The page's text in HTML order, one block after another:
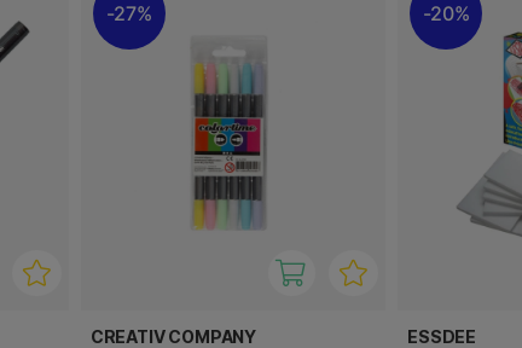
27%
CREATIV COMPANY
20%
ESSDEE